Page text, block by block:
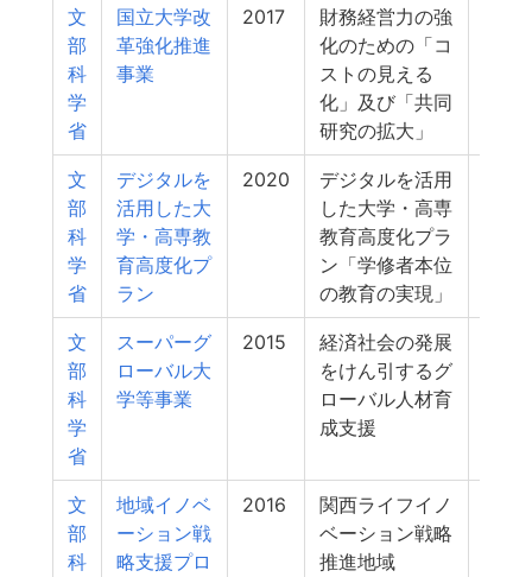
文
部
科
学
省
国立大学改
革強化推進
事業
2017
財務経営力の強
化のための「コ
ストの見える
化」及び「共同
研究の拡大」
文
部
科
学
省
デジタルを
活用した大
学・高専教
育高度化プ
ラン
2020
デジタルを活用
した大学・高専
教育高度化プラ
ン「学修者本位
の教育の実現」
文
部
科
学
省
スーパーグ
ローバル大
学等事業
2015
経済社会の発展
をけん引するグ
ローバル人材育
成支援
文
部
科
地域イノベ
ーション戦
略支援プロ
2016
関西ライフイノ
ベーション戦略
推進地域